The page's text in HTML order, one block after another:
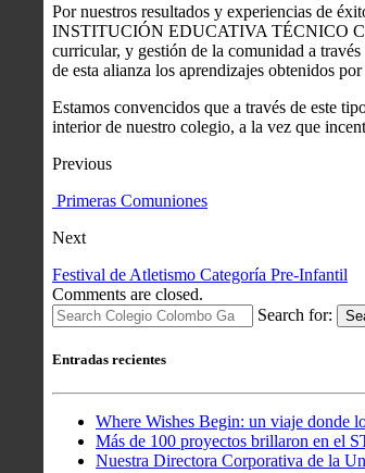
Por nuestros resultados y experiencias de
INSTITUCIÓN EDUCATIVA TÉCNICO
curricular, y gestión de la comunidad a
de esta alianza los aprendizajes obtenidos
Estamos convencidos que a través de este
interior de nuestro colegio, a la vez que
Previous
​ ​Primeras Comuniones
Next
Festival de Atletismo Categoría Pre-Infantil
Comments are closed.
Search for:
Entradas recientes
Where Wishes Begin: un viaje donde
Más de 100 proyectos brillaron en el
Nuestra Directora Corporativa de la